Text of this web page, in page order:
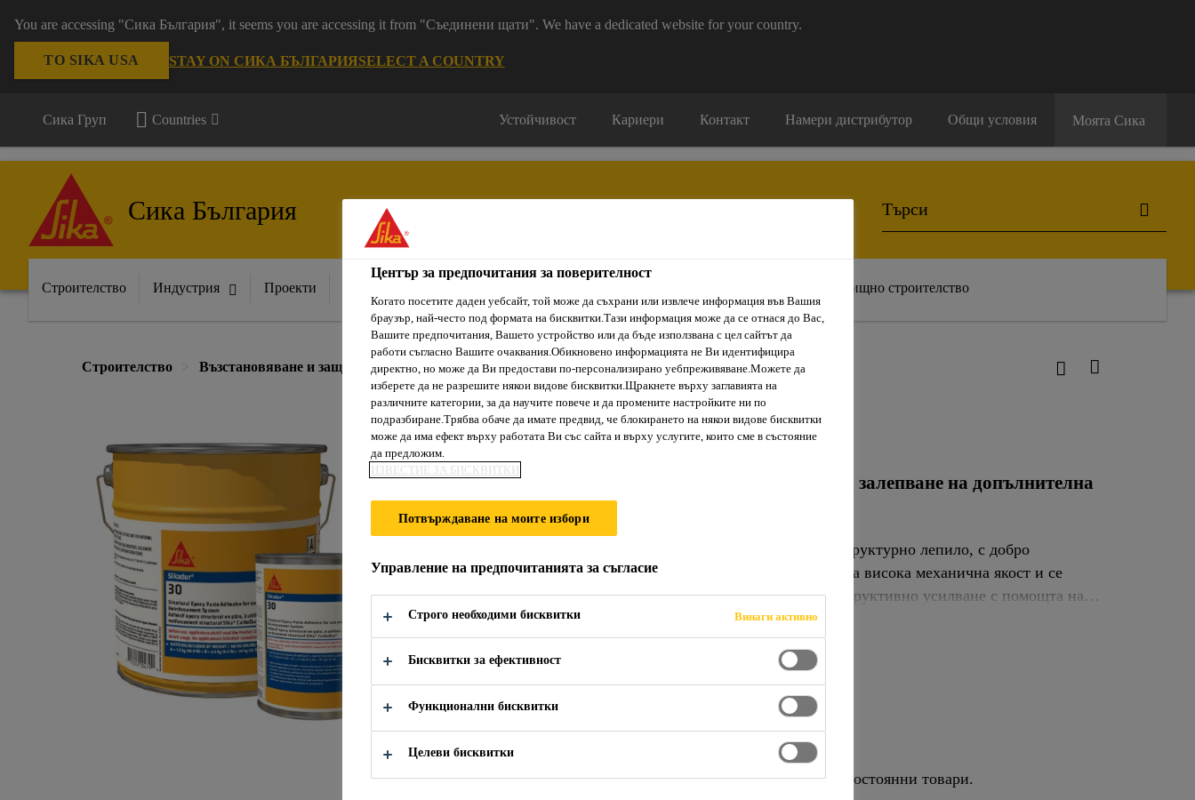
You are accessing "Сика България", it seems you are accessing it from "Съединени щати". We have a dedicated website for your country.
TO SIKA USA STAY ON СИКА БЪЛГАРИЯSELECT A COUNTRY
Сика Груп Countries Устойчивост Кариери Контакт Намери дистрибутор Общи условия Моята Сика
Сика България
Строителство Индустрия Проекти Жилищно строителство
Строителство Възстановяване и защита Епоксидни състави Sikadur®-30
Sikadur®-30
2-компонентно епоксидно структурно лепило за залепване на допълнителна
Sikadur®-30 е 2-компонентно, епоксидно, тиксотропно, структурно лепило, с добро
сцепление към повечето строителни материали. Притежава висока механична якост и се
използва за залепване на допълнителна армировка и конструктивно усилване с помощта на
стоманени ленти или ламели Sika® CarboDur®.
Прочети повече +
Sikadur®-30 има следните предимства:
Не се нуждае от грунд.
Висока устойчивост на пълзене под въздействието на постоянни товари.
Център за предпочитания за поверителност
Когато посетите даден уебсайт, той може да съхрани или извлече информация във Вашия
браузър, най-често под формата на бисквитки.Тази информация може да се отнася до Вас,
Вашите предпочитания, Вашето устройство или да бъде използвана с цел сайтът да
работи съгласно Вашите очаквания.Обикновено информацията не Ви идентифицира
директно, но може да Ви предостави по-персонализирано уебпреживяване.Можете да
изберете да не разрешите някои видове бисквитки.Щракнете върху заглавията на
различните категории, за да научите повече и да промените настройките ни по
подразбиране.Трябва обаче да имате предвид, че блокирането на някои видове бисквитки
може да има ефект върху работата Ви със сайта и върху услугите, които сме в състояние
да предложим.
ИЗВЕСТИЕ ЗА БИСКВИТКИ
Потвърждаване на моите избори
Управление на предпочитанията за съгласие
Строго необходими бисквитки Винаги активно
Бисквитки за ефективност
Функционални бисквитки
Целеви бисквитки